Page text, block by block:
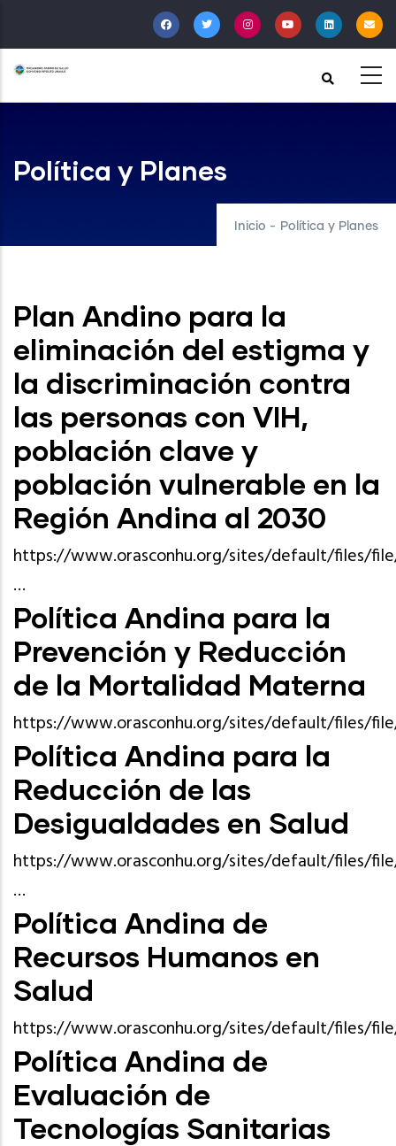
al
contenido
principal
Política y Planes
Inicio - Política y Planes
Plan Andino para la
eliminación del estigma y
la discriminación contra
las personas con VIH,
población clave y
población vulnerable en la
Región Andina al 2030
https://www.orasconhu.org/sites/default/files/
…
Política Andina para la
Prevención y Reducción
de la Mortalidad Materna
https://www.orasconhu.org/sites/default/files/
Política Andina para la
Reducción de las
Desigualdades en Salud
https://www.orasconhu.org/sites/default/files/
…
Política Andina de
Recursos Humanos en
Salud
https://www.orasconhu.org/sites/default/files/
Política Andina de
Evaluación de
Tecnologías Sanitarias